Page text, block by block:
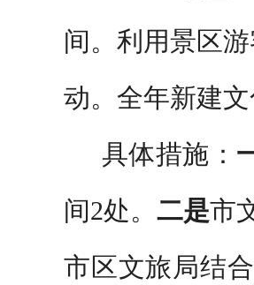
间。利用景区
动。全年新建
具体措施：
间2处。 二是市
市区文旅局结